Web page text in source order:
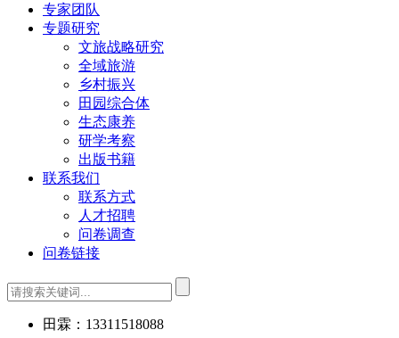
专家团队
专题研究
文旅战略研究
全域旅游
乡村振兴
田园综合体
生态康养
研学考察
出版书籍
联系我们
联系方式
人才招聘
问卷调查
问卷链接
田霖：13311518088